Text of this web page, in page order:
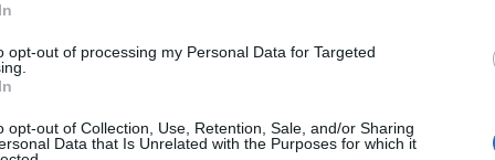
opt-out of processing my Personal Data for Targeted
opt-out of Collection, Use, Retention, Sale, and/or Sharing
Data that Is Unrelated with the Purposes for which it
cliccandoqui